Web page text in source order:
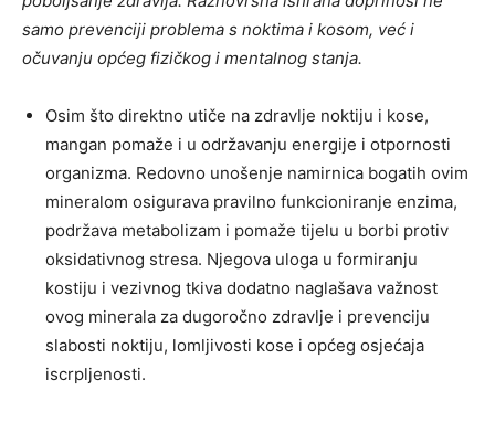
samo prevenciji problema s noktima i kosom, već i
očuvanju općeg fizičkog i mentalnog stanja.
Osim što direktno utiče na zdravlje noktiju i kose,
mangan pomaže i u održavanju energije i otpornosti
organizma. Redovno unošenje namirnica bogatih ovim
mineralom osigurava pravilno funkcioniranje enzima,
podržava metabolizam i pomaže tijelu u borbi protiv
oksidativnog stresa. Njegova uloga u formiranju
kostiju i vezivnog tkiva dodatno naglašava važnost
ovog minerala za dugoročno zdravlje i prevenciju
slabosti noktiju, lomljivosti kose i općeg osjećaja
iscrpljenosti.